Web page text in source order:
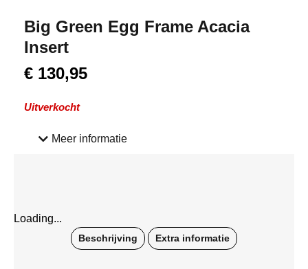
Big Green Egg Frame Acacia
Insert
€ 130,95
Uitverkocht
Meer informatie
Loading...
Beschrijving Extra informatie